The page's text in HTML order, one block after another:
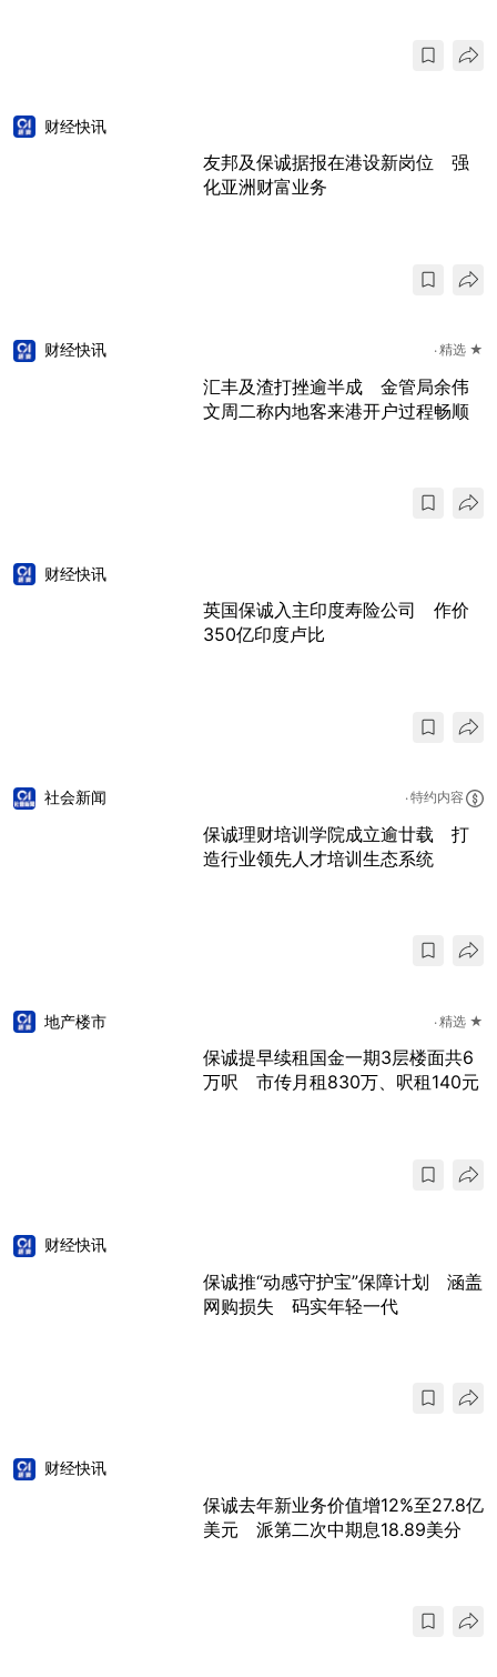
财经快讯
友邦及保诚据报在港设新岗位 强
化亚洲财富业务
财经快讯 精选 ★
汇丰及渣打挫逾半成 金管局余伟
文周二称内地客来港开户过程畅顺
财经快讯
英国保诚入主印度寿险公司 作价
350亿印度卢比
社会新闻 特约内容
保诚理财培训学院成立逾廿载 打
造行业领先人才培训生态系统
地产楼市 精选 ★
保诚提早续租国金一期3层楼面共6
万呎 市传月租830万、呎租140元
财经快讯
保诚推“动感守护宝”保障计划 涵盖
网购损失 码实年轻一代
财经快讯
保诚去年新业务价值增12%至27.8亿
美元 派第二次中期息18.89美分